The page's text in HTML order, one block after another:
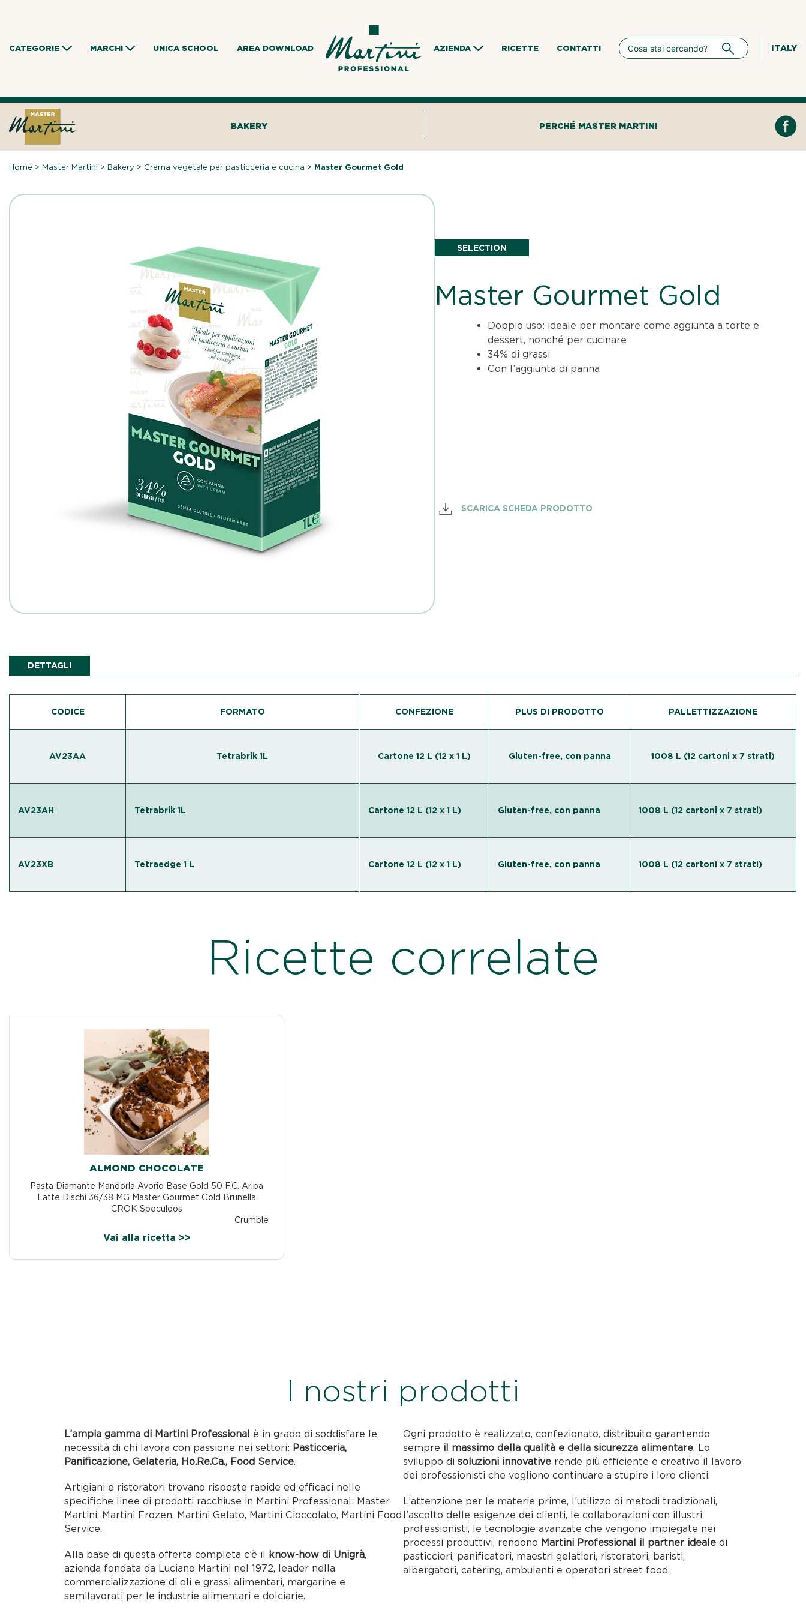
CATEGORIE MARCHI UNICA SCHOOL AREA DOWNLOAD AZIENDA RICETTE CONTATTI ITALY
BAKERY PERCHÉ MASTER MARTINI
Home >Master Martini >Bakery > Crema vegetale per pasticceria e cucina > Master Gourmet Gold
SELECTION
Master Gourmet Gold
Doppio uso: ideale per montare come aggiunta a torte e
dessert, nonché per cucinare
34% di grassi
Con l’aggiunta di panna
SCARICA SCHEDA PRODOTTO
DETTAGLI
CODICE FORMATO
AV23AA Tetrabrik 1L
AV23AH Tetrabrik 1L
AV23XB Tetraedge 1 L
CONFEZIONE PLUS DI PRODOTTO PALLETTIZZAZIONE
Cartone 12 L (12 х 1 L) Gluten-free, con panna 1008 L (12 cartoni х 7 strati)
Cartone 12 L (12 х 1 L) Gluten-free, con panna 1008 L (12 cartoni х 7 strati)
Cartone 12 L (12 х 1 L) Gluten-free, con panna 1008 L (12 cartoni х 7 strati)
Ricette correlate
ALMOND CHOCOLATE
Pasta Diamante Mandorla Avorio Base Gold 50 F.C. Ariba
Latte Dischi 36/38 MG Master Gourmet Gold Brunella
CROK Speculoos
Crumble
Vai alla ricetta >>
I nostri prodotti
L’ampia gamma di Martini Professional è in grado di soddisfare le
necessità di chi lavora con passione nei settori: Pasticceria,
Panificazione, Gelateria, Ho.Re.Ca., Food Service.
Artigiani e ristoratori trovano risposte rapide ed efficaci nelle
specifiche linee di prodotti racchiuse in Martini Professional: Master
Martini, Martini Frozen, Martini Gelato, Martini Cioccolato, Martini Food
Service.
Alla base di questa offerta completa c’è il know-how di Unigrà,
azienda fondata da Luciano Martini nel 1972, leader nella
commercializzazione di oli e grassi alimentari, margarine e
semilavorati per le industrie alimentari e dolciarie.
Ogni prodotto è realizzato, confezionato, distribuito garantendo
sempre il massimo della qualità e della sicurezza alimentare. Lo
sviluppo di soluzioni innovative rende più efficiente e creativo il lavoro
dei professionisti che vogliono continuare a stupire i loro clienti.
L’attenzione per le materie prime, l’utilizzo di metodi tradizionali,
l’ascolto delle esigenze dei clienti, le collaborazioni con illustri
professionisti, le tecnologie avanzate che vengono impiegate nei
processi produttivi, rendono Martini Professional il partner ideale di
pasticcieri, panificatori, maestri gelatieri, ristoratori, baristi,
albergatori, catering, ambulanti e operatori street food.